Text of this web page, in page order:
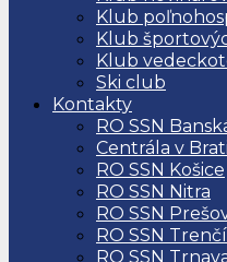
Klub
Klub
Klub
Ski club
Kontakty
RO SSN
Centrála v
RO SSN Košice
RO SSN Nitra
RO SSN
RO SSN
RO SSN